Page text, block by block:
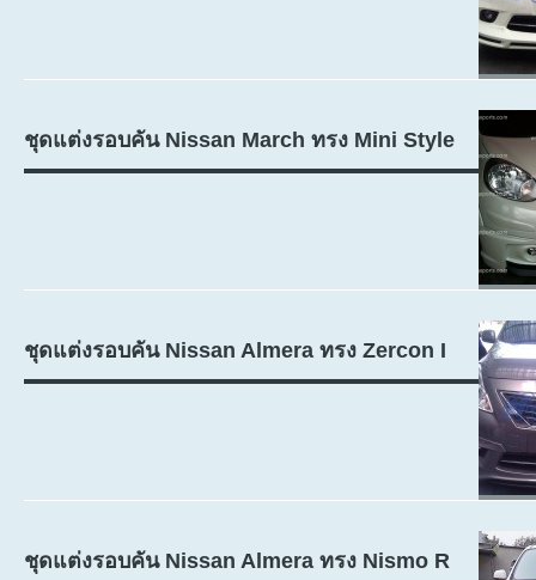
ชุดแต่งรอบคัน Nissan March ทรง Mini Style
ชุดแต่งรอบคัน Nissan Almera ทรง Zercon I
ชุดแต่งรอบคัน Nissan Almera ทรง Nismo R